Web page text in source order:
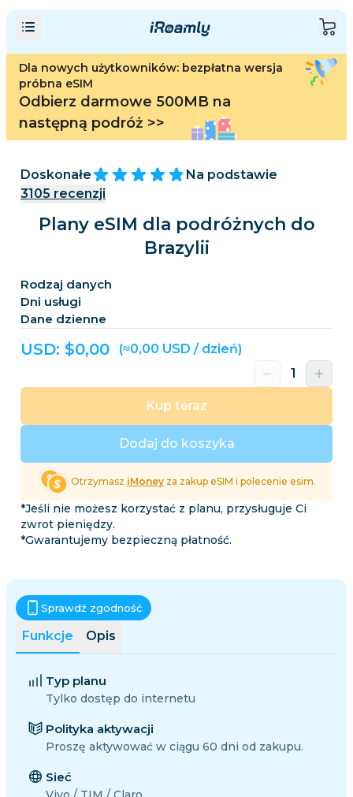
Dla nowych użytkowników: bezpłatna wersja
próbna eSIM
Odbierz darmowe 500MB na
następną podróż >>
Doskonałe
Na podstawie
3105 recenzji
Plany eSIM dla podróżnych do
Brazylii
Rodzaj danych
Dni usługi
Dane dzienne
USD: $0,00 (≈0,00 USD / dzień)
Dodaj do koszyka
Kup teraz
Otrzymasz iMoney za zakup eSIM i polecenie esim.
*Jeśli nie możesz korzystać z planu, przysługuje Ci
zwrot pieniędzy.
*Gwarantujemy bezpieczną płatność.
Funkcje Opis
Sprawdź zgodność
Typ planu
Tylko dostęp do internetu
Polityka aktywacji
Proszę aktywować w ciągu 60 dni od zakupu.
Sieć